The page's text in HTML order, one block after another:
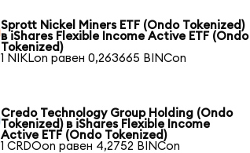
Sprott Nickel Miners ETF (Ondo Tokenized)
в iShares Flexible Income Active ETF (Ondo
Tokenized)
1 NIKLon равен 0,263665 BINCon
Credo Technology Group Holding (Ondo
Tokenized) в iShares Flexible Income
Active ETF (Ondo Tokenized)
1 CRDOon равен 4,2752 BINCon